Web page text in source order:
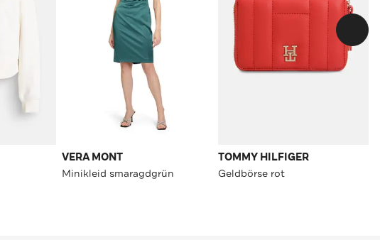
VERA MONT
Minikleid smaragdgrün
TOMMY HILFIGER
Geldbörse rot